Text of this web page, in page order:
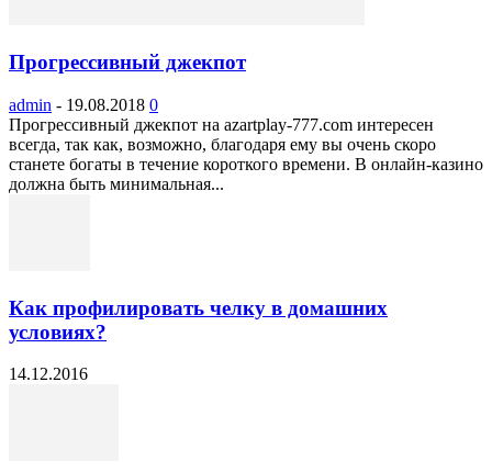
Прогрессивный джекпот
admin - 19.08.2018 0
Прогрессивный джекпот на azartplay-777.com интересен
всегда, так как, возможно, благодаря ему вы очень скоро
станете богаты в течение короткого времени. В онлайн-казино
должна быть минимальная...
Как профилировать челку в домашних
условиях?
14.12.2016